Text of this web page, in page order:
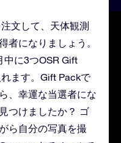
文して、天体観測
者になりましょう。
中に3つOSR Gift
ます。Gift Packで
、幸運な当選者にな
つけましたか？ ゴ
ら自分の写真を撮